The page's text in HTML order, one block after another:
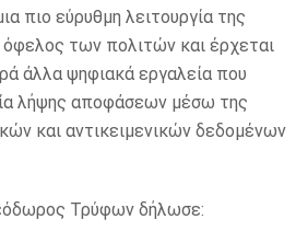
πιο εύρυθμη λειτουργία της
των πολιτών και έρχεται
άλλα ψηφιακά εργαλεία που
λήψης αποφάσεων μέσω της
και αντικειμενικών δεδομένων
Τρύφων δήλωσε: